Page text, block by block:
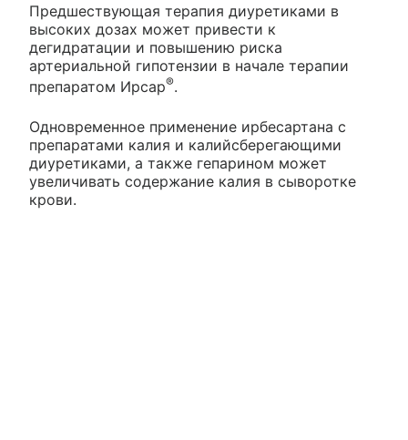
Предшествующая терапия диуретиками в
высоких дозах может привести к
дегидратации и повышению риска
артериальной гипотензии в начале терапии
препаратом Ирсар®.
Одновременное применение ирбесартана с
препаратами калия и калийсберегающими
диуретиками, а также гепарином может
увеличивать содержание калия в сыворотке
крови.